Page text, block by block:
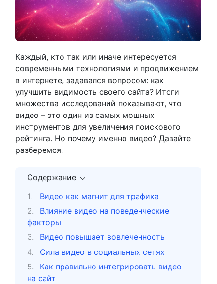
Каждый, кто так или иначе интересуется
современными технологиями и продвижением
в интернете, задавался вопросом: как
улучшить видимость своего сайта? Итоги
множества исследований показывают, что
видео – это один из самых мощных
инструментов для увеличения поискового
рейтинга. Но почему именно видео? Давайте
разберемся!
Содержание
Видео как магнит для трафика
Влияние видео на поведенческие
факторы
Видео повышает вовлеченность
Сила видео в социальных сетях
Как правильно интегрировать видео
на сайт